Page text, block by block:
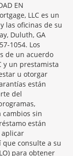
EN
LLC es un
las oficinas de su
Duluth, GA
1054. Los
de un acuerdo
y un prestamista
u otorgar
están
del
cambios sin
están
aplicar
que consulte a su
para obtener